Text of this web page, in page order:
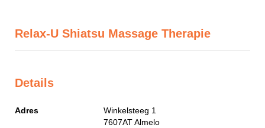
Relax-U Shiatsu Massage Therapie
Details
Adres
Winkelsteeg 1
7607ATAlmelo